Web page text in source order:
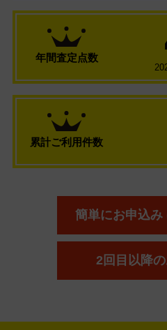
年間査定点数
累計ご利用件数
簡単にお申込み
2回目以降